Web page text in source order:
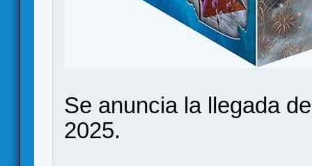
Se anuncia la llegada
2025.